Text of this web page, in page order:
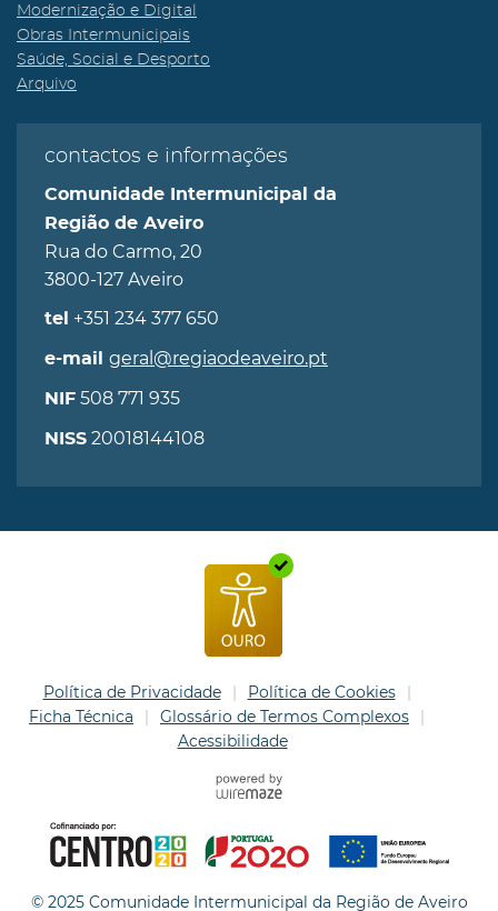
Modernização e Digital
Obras Intermunicipais
Saúde, Social e Desporto
Arquivo
contactos e informações
Comunidade Intermunicipal da
Região de Aveiro
Rua do Carmo, 20
3800-127 Aveiro
tel +351 234 377 650
e-mail geral@regiaodeaveiro.pt
NIF 508 771 935
NISS 20018144108
Política de Privacidade
Política de Cookies
Ficha Técnica
Glossário de Termos Complexos
Acessibilidade
© 2025 Comunidade Intermunicipal da Região de Aveiro